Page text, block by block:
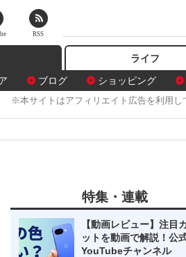
ブログ ショッピング
ライフ
※本サイトはアフィリエイト広告を利用し
特集・連載
【動画レビュー】注目
ットを動画で解説！公
YouTubeチャンネル
RSS